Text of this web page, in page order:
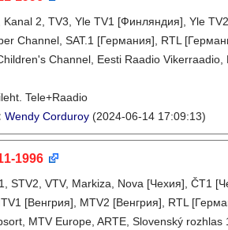
Kanal 2, TV3, Yle TV1 [Финляндия], Yle
Channel, SAT.1 [Германия], RTL
Channel, Eesti Raadio
Tele+Raadio
Wendy Corduroy (2024-06-14 17:09:13)
1996
STV2, VTV, Markiza, Nova [Чехия], ČT1
[Венгрия], MTV2 [Венгрия], RTL
MTV Europe, ARTE, Slovenský